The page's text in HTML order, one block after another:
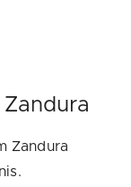
Zandura